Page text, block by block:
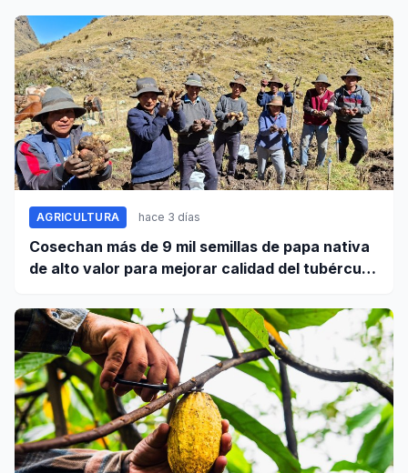
AGRICULTURA hace 3 días
Cosechan más de 9 mil semillas de papa nativa
de alto valor para mejorar calidad del tubérculo